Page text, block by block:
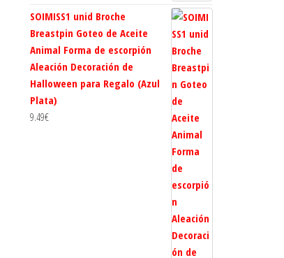
SOIMISS1 unid Broche
Breastpin Goteo de Aceite
Animal Forma de escorpión
Aleación Decoración de
Halloween para Regalo (Azul
Plata)
9.49€